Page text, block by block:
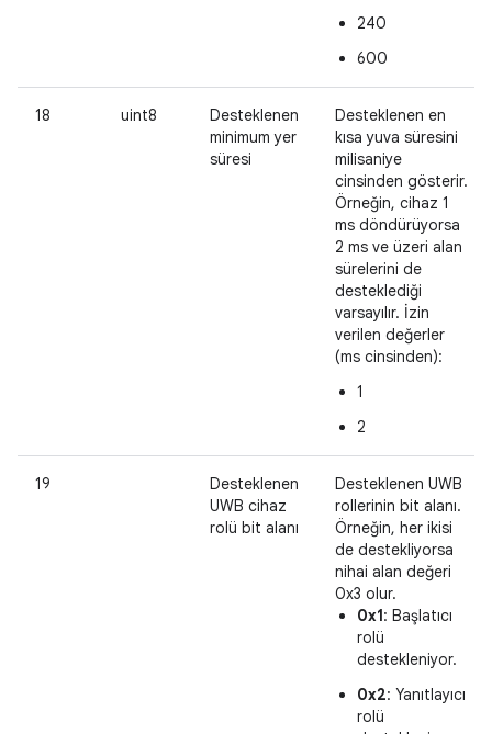
240
600
18 uint8
Desteklenen
minimum yer
süresi
Desteklenen en
kısa yuva süresini
milisaniye
cinsinden gösterir.
Örneğin, cihaz 1
ms döndürüyorsa
2 ms ve üzeri alan
sürelerini de
desteklediği
varsayılır. İzin
verilen değerler
(ms cinsinden):
1
2
19
Desteklenen
UWB cihaz
rolü bit alanı
Desteklenen UWB
rollerinin bit alanı.
Örneğin, her ikisi
de destekliyorsa
nihai alan değeri
0x3 olur.
0x1: Başlatıcı
rolü
destekleniyor.
0x2: Yanıtlayıcı
rolü